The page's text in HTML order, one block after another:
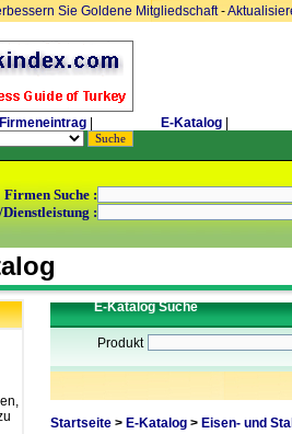
Sie Goldene Mitgliedschaft-
Firmeneintrag E-Katalog
Firmen Suche :
:
E-Katalog Suche
Produkt
Startseite > E-Katalog> Eisen- und